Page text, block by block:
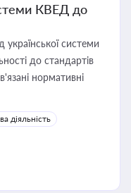
КВЕД до
системи
до стандартів
нормативні
діяльність